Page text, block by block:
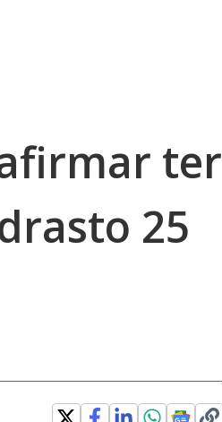
ter
25